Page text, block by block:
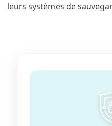
leurs systèmes de